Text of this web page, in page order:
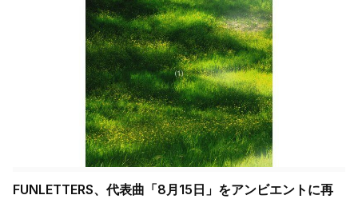
FUNLETTERS、代表曲「8月15日」をアンビエントに再